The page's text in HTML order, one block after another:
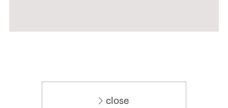
close